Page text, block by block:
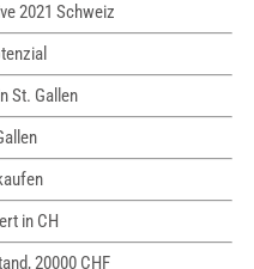
2021 Schweiz
St. Gallen
in CH
20000 CHF